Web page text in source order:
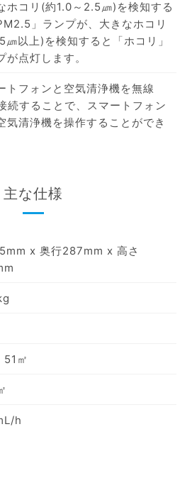
ホコリ(約1.0～2.5㎛)を検知する
」ランプが、大きなホコリ
㎛以上)を検知すると「ホコリ」
が点灯します。
トフォンと空気清浄機を無線
続することで、スマートフォン
気清浄機を操作することができ
主な仕様
x 奥行287mm x 高さ
51㎡
h